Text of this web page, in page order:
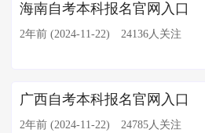
海南自考本科报名官网入口
2年前 (2024-11-22) 24136人关注
广西自考本科报名官网入口
2年前 (2024-11-22) 24785人关注